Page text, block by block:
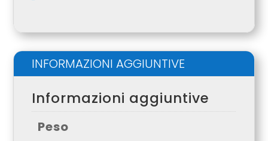
INFORMAZIONI AGGIUNTIVE
Informazioni aggiuntive
Peso